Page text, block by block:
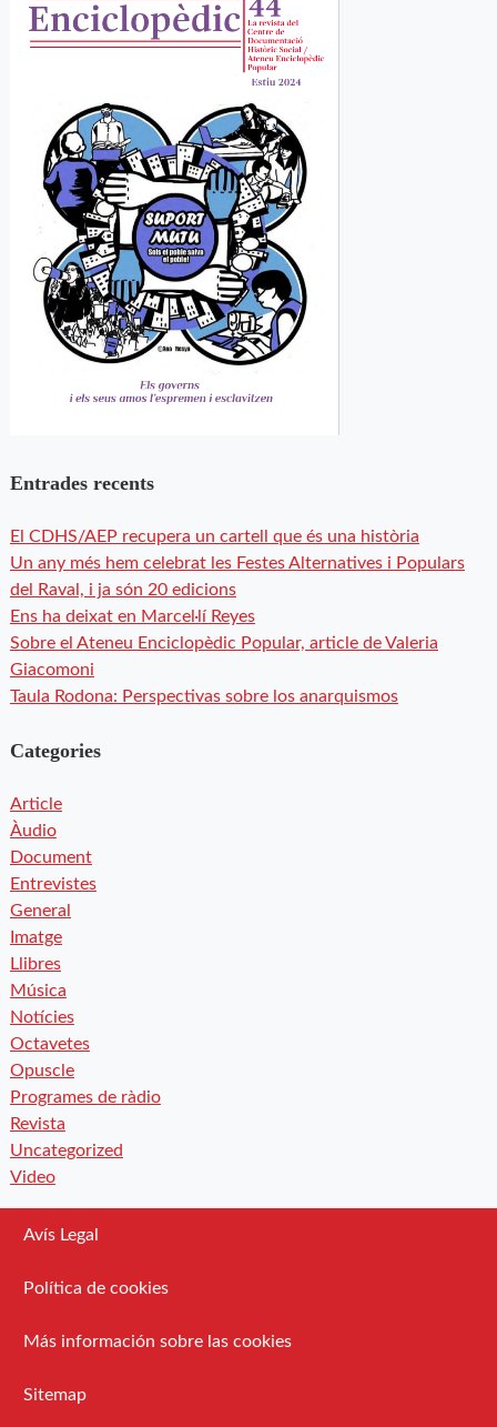
Entrades recents
El CDHS/AEP recupera un cartell que és una història
Un any més hem celebrat les Festes Alternatives i Populars
del Raval, i ja són 20 edicions
Ens ha deixat en Marcel·lí Reyes
Sobre el Ateneu Enciclopèdic Popular, article de Valeria
Giacomoni
Taula Rodona: Perspectivas sobre los anarquismos
Categories
Article
Àudio
Document
Entrevistes
General
Imatge
Llibres
Música
Notícies
Octavetes
Opuscle
Programes de ràdio
Revista
Uncategorized
Video
Avís Legal
Política de cookies
Más información sobre las cookies
Sitemap